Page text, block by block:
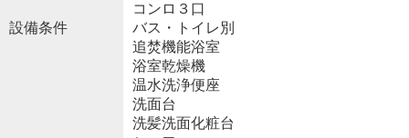
設備条件
コンロ３口
バス・トイレ別
追焚機能浴室
浴室乾燥機
温水洗浄便座
洗面台
洗髪洗面化粧台